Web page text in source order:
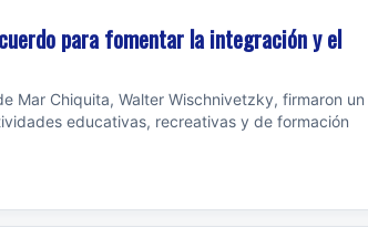
para fomentar la integración y el
Mar Chiquita, Walter Wischnivetzky, firmaron un
educativas, recreativas y de formación